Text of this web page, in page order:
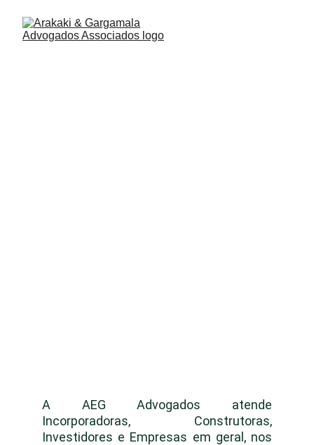
A AEG Advogados atende
Incorporadoras, Construtoras,
Investidores e Empresas em geral, nos